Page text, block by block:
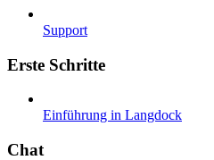
Support
Erste Schritte
Einführung in Langdock
Chat